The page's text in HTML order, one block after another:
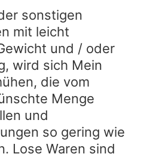
sonstigen
mit leicht
und / oder
wird sich Mein
die vom
Menge
und
so gering wie
Lose Waren sind